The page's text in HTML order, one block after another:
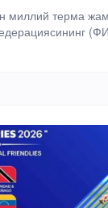
миллий терма